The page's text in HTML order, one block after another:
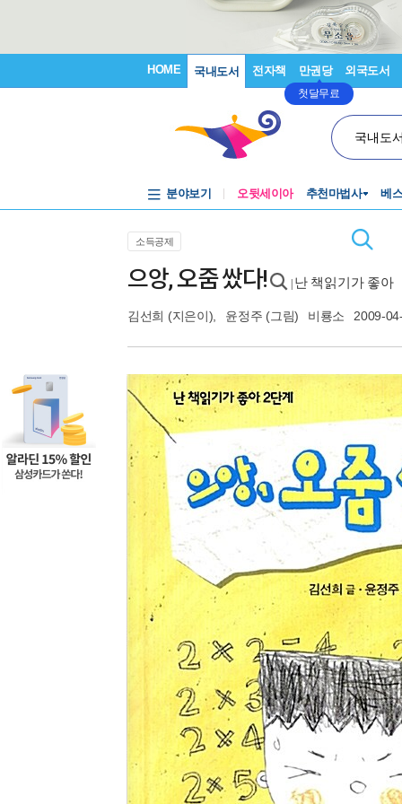
HOME 국내도서 전자책 만권당
첫달무료
외국도서
국내도
분야보기 오뒷세이아 추천마법사 베
소득공제
으앙, 오줌 쌌다! 난 책읽기가 좋아
김선희 (지은이), 윤정주 (그림) 비룡소 2009-